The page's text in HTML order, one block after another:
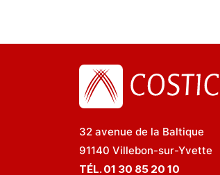
32 avenue de la Baltique
91140 Villebon-sur-Yvette
TÉL. 01 30 85 20 10